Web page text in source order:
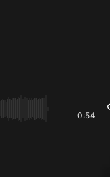
0:54